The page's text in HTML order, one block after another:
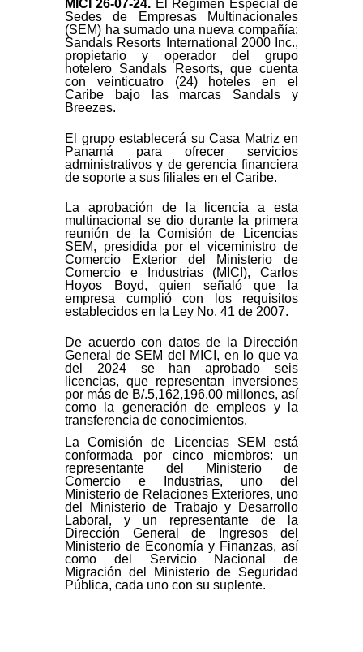
MICI 26-07-24. El Régimen Especial de
Sedes de Empresas Multinacionales
(SEM) ha sumado una nueva compañía:
Sandals Resorts International 2000 Inc.,
propietario y operador del grupo
hotelero Sandals Resorts, que cuenta
con veinticuatro (24) hoteles en el
Caribe bajo las marcas Sandals y
Breezes.
El grupo establecerá su Casa Matriz en
Panamá para ofrecer servicios
administrativos y de gerencia financiera
de soporte a sus filiales en el Caribe.
La aprobación de la licencia a esta
multinacional se dio durante la primera
reunión de la Comisión de Licencias
SEM, presidida por el viceministro de
Comercio Exterior del Ministerio de
Comercio e Industrias (MICI), Carlos
Hoyos Boyd, quien señaló que la
empresa cumplió con los requisitos
establecidos en la Ley No. 41 de 2007.
De acuerdo con datos de la Dirección
General de SEM del MICI, en lo que va
del 2024 se han aprobado seis
licencias, que representan inversiones
por más de B/.5,162,196.00 millones, así
como la generación de empleos y la
transferencia de conocimientos.
La Comisión de Licencias SEM está
conformada por cinco miembros: un
representante del Ministerio de
Comercio e Industrias, uno del
Ministerio de Relaciones Exteriores, uno
del Ministerio de Trabajo y Desarrollo
Laboral, y un representante de la
Dirección General de Ingresos del
Ministerio de Economía y Finanzas, así
como del Servicio Nacional de
Migración del Ministerio de Seguridad
Pública, cada uno con su suplente.